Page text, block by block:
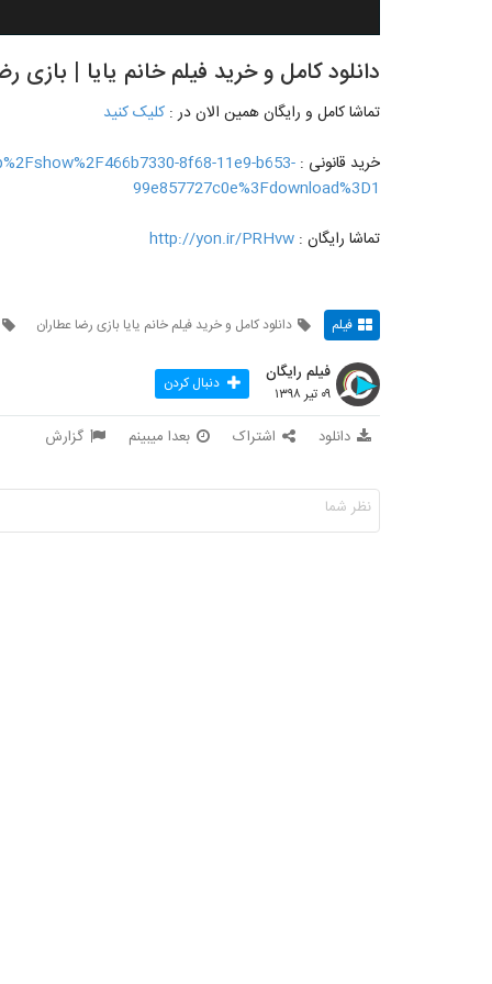
دانلود کامل و خرید فیلم خانم یایا | بازی
تماشا کامل و رایگان همین الان در : کلیک کنید
خرید قانونی : 8f68-11e9-b653-
99e857727c0e%3Fdownload%3D1
تماشا رایگان : http://yon.ir/PRHvw
فیلم دانلود کامل و خرید فیلم خانم یایا بازی رضا عطاران
فیلم رایگان
۰۹ تیر ۱۳۹۸ دنبال کردن
دانلود اشتراک بعدا میبینم گزارش